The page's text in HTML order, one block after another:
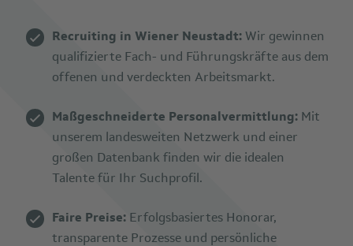
Recruiting in Wiener Neustadt: Wir gewinnen
qualifizierte Fach- und Führungskräfte aus dem
offenen und verdeckten Arbeitsmarkt.
Maßgeschneiderte Personalvermittlung: Mit
unserem landesweiten Netzwerk und einer
großen Datenbank finden wir die idealen
Talente für Ihr Suchprofil.
Faire Preise: Erfolgsbasiertes Honorar,
transparente Prozesse und persönliche